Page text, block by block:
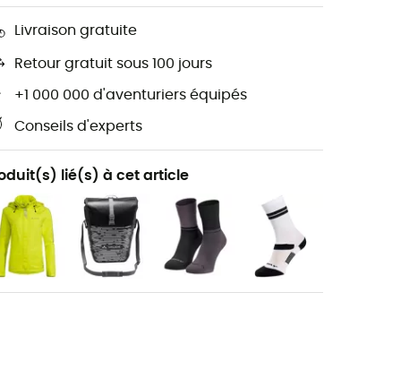
Livraison gratuite
Retour gratuit sous 100 jours
+1 000 000 d'aventuriers équipés
Conseils d'experts
lié(s) à cet article